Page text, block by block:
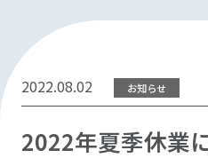
2022.08.02 お知らせ
2022年夏季休業